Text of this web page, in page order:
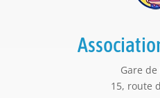
Gare
15, route